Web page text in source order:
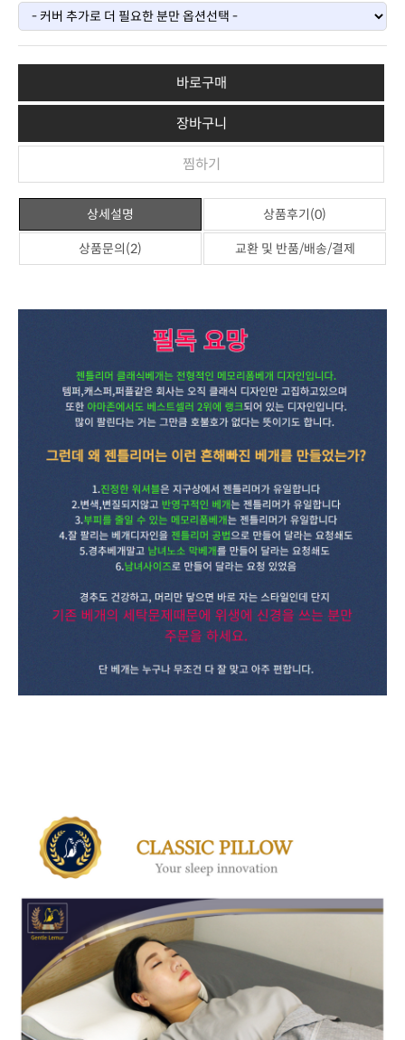
바로구매
장바구니
찜하기
상세설명 상품후기(0)
상품문의(2) 교환 및 반품/배송/결제